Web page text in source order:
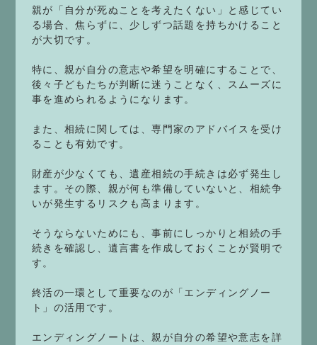
親が「自分が死ぬことを考えたくない」と感じてい
る場合、焦らずに、少しずつ話題を持ちかけること
が大切です。
特に、親が自分の意志や希望を明確にすることで、
後々子どもたちが判断に迷うことなく、スムーズに
事を進められるようになります。
また、相続に関しては、専門家のアドバイスを受け
ることも有効です。
財産が少なくても、遺産相続の手続きは必ず発生し
ます。その際、親が何も準備していないと、相続争
いが発生するリスクも高まります。
そうならないためにも、事前にしっかりと相続の手
続きを確認し、遺言書を作成しておくことが賢明で
す。
終活の一環として重要なのが「エンディングノー
ト」の活用です。
エンディングノートは、親が自分の希望や意志を詳